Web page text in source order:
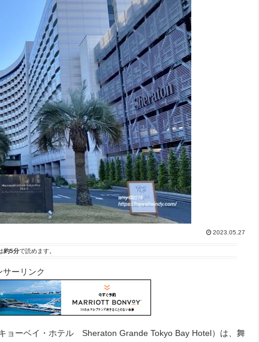
2023.05.27
約5分で読めます。
サーリンク
ョーベイ・ホテル Sheraton Grande Tokyo Bay Hotel）は、舞